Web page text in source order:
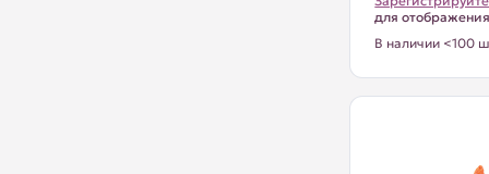
для
В наличии <100